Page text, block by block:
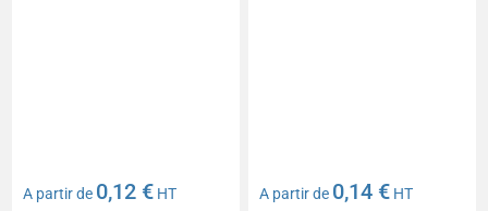
A partir de 0,12 € HT A partir de 0,14 € HT